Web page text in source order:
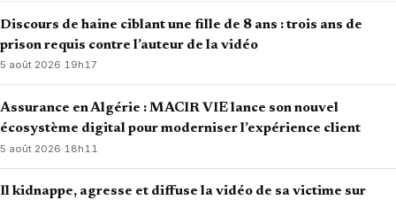
Discours de haine ciblant une fille de 8 ans : trois ans de
prison requis contre l’auteur de la vidéo
5 août 2026·19h17
Assurance en Algérie : MACIR VIE lance son nouvel
écosystème digital pour moderniser l’expérience client
5 août 2026· 18h11
Il kidnappe, agresse et diffuse la vidéo de sa victime sur